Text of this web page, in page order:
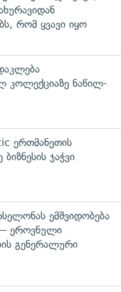
რომ ყვავი იყო
კოლექციაზე ნაწილ-
ერთმანეთის
ჯაჭვი
ემშვიდობება
ეროვნული
გენერალური